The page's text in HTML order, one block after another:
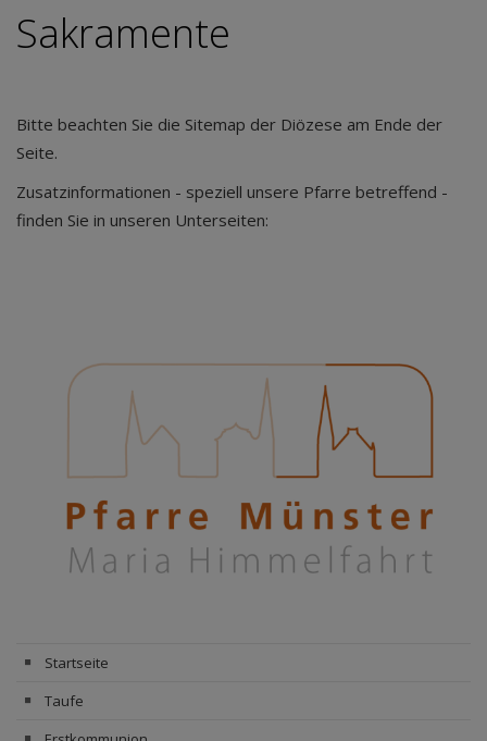
Sakramente
Bitte beachten Sie die Sitemap der Diözese am Ende der
Seite.
Zusatzinformationen - speziell unsere Pfarre betreffend -
finden Sie in unseren Unterseiten:
Startseite
Taufe